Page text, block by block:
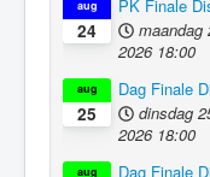
24
aug
PK Finale
maandag
2026 18:00
25
aug
Dag Finale
dinsdag
2026 18:00
aug
Dag Finale